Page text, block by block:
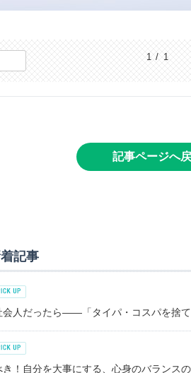
1 / 1
記事ページへ
記事
人だったら――「タイパ・コスパを捨て
！自分を大事にする、心身のバランス